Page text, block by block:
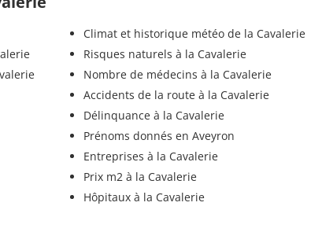
Climat et historique météo de la Cavalerie
Risques naturels à la Cavalerie
Nombre de médecins à la Cavalerie
Accidents de la route à la Cavalerie
Délinquance à la Cavalerie
Prénoms donnés en Aveyron
Entreprises à la Cavalerie
Prix m2 à la Cavalerie
Hôpitaux à la Cavalerie